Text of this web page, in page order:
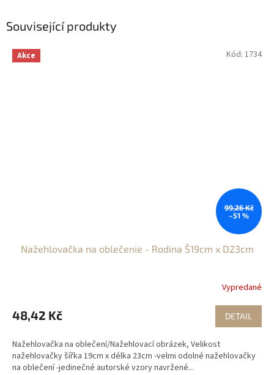
Související produkty
Akce
99,26 Kč
–51 %
Nažehlovačka na oblečenie - Rodina Š19cm x D23cm
Vypredané
48,42 Kč DETAIL
Nažehlovačka na oblečení/Nažehlovací obrázek, Velikost
nažehlovačky šířka 19cm x délka 23cm -velmi odolné nažehlovačky
na oblečení -jedinečné autorské vzory navržené...
Kód: 1734